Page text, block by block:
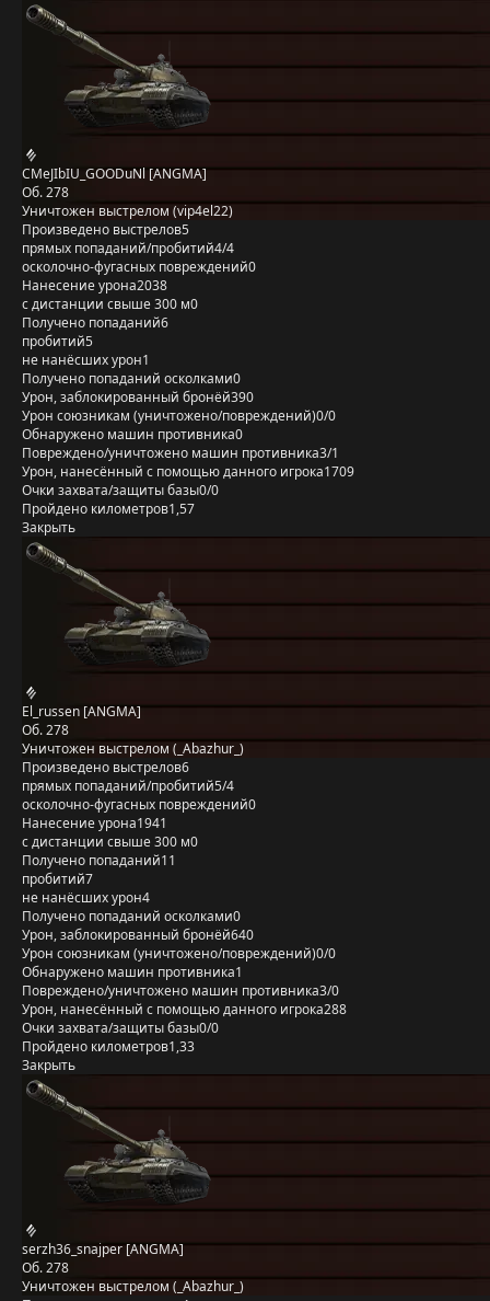
CMeJIbIU_GOODuNl [ANGMA]
Об. 278
Уничтожен выстрелом (vip4el22)
Произведено выстрелов5
прямых попаданий/пробитий4/4
осколочно-фугасных повреждений0
Нанесение урона2038
с дистанции свыше 300 м0
Получено попаданий6
пробитий5
не нанёсших урон1
Получено попаданий осколками0
Урон, заблокированный бронёй390
Урон союзникам (уничтожено/повреждений)0/0
Обнаружено машин противника0
Повреждено/уничтожено машин противника3/1
Урон, нанесённый с помощью данного игрока1709
Очки захвата/защиты базы0/0
Пройдено километров1,57
Закрыть
El_russen [ANGMA]
Об. 278
Уничтожен выстрелом (_Abazhur_)
Произведено выстрелов6
прямых попаданий/пробитий5/4
осколочно-фугасных повреждений0
Нанесение урона1941
с дистанции свыше 300 м0
Получено попаданий11
пробитий7
не нанёсших урон4
Получено попаданий осколками0
Урон, заблокированный бронёй640
Урон союзникам (уничтожено/повреждений)0/0
Обнаружено машин противника1
Повреждено/уничтожено машин противника3/0
Урон, нанесённый с помощью данного игрока288
Очки захвата/защиты базы0/0
Пройдено километров1,33
Закрыть
serzh36_snajper [ANGMA]
Об. 278
Уничтожен выстрелом (_Abazhur_)